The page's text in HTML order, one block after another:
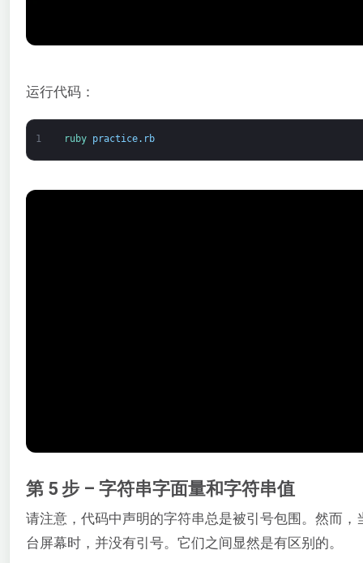
运行代码：
1 ruby practice. rb
第 5 步 – 字符串字面量和字符串值
请注意，代码中声明的字符串总是被引号包围。然而，
台屏幕时，并没有引号。它们之间显然是有区别的。